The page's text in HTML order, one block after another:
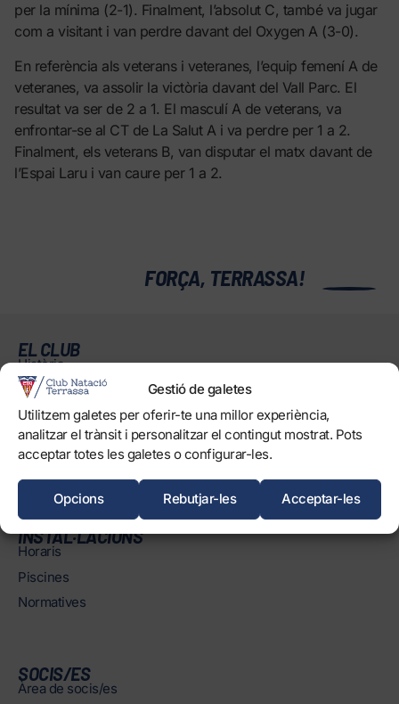
Gestió de galetes
Utilitzem galetes per oferir-te una millor experiència,
analitzar el trànsit i personalitzar el contingut mostrat. Pots
acceptar totes les galetes o configurar-les.
Acceptar-les
Rebutjar-les
Opcions
per la mínima (2-1). Finalment, l’absolut C, també va jugar
com a visitant i van perdre davant del Oxygen A (3-0).
En referència als veterans i veteranes, l’equip femení A de
veteranes, va assolir la victòria davant del Vall Parc. El
resultat va ser de 2 a 1. El masculí A de veterans, va
enfrontar-se al CT de La Salut A i va perdre per 1 a 2.
Finalment, els veterans B, van disputar el matx davant de
l’Espai Laru i van caure per 1 a 2.
FORÇA, TERRASSA!
EL CLUB
Història
Òrgans
Informació corporativa i transparència
Treballa amb nosaltres
Protecció dels Infants
Objectius de Desenvolupament Sostenible
INSTAL·LACIONS
Horaris
Piscines
Normatives
SOCIS/ES
Àrea de socis/es